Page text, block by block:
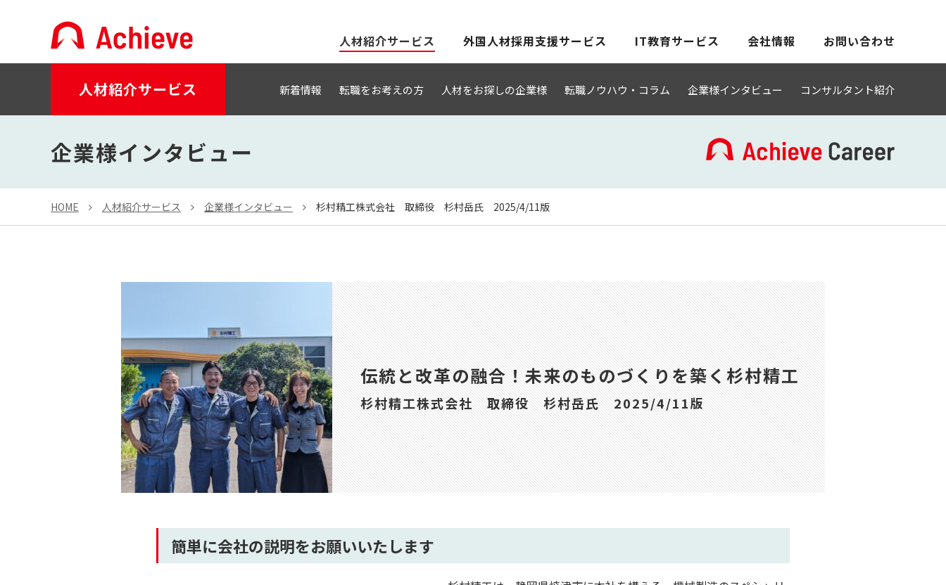
人材紹介サービス 外国人材採用支援サービス IT教育サービス 会社情報 お問い合わせ
人材紹介サービス 新着情報 転職をお考えの方 人材をお探しの企業様 転職ノウハウ・コラム 企業様インタビュー コンサルタント紹介
企業様インタビュー
HOME 人材紹介サービス 企業様インタビュー 杉村精工株式会社 取締役 杉村岳氏 2025/4/11版
伝統と改革の融合！未来のものづくりを築く杉村精工
杉村精工株式会社 取締役 杉村岳氏 2025/4/11版
簡単に会社の説明をお願いいたします